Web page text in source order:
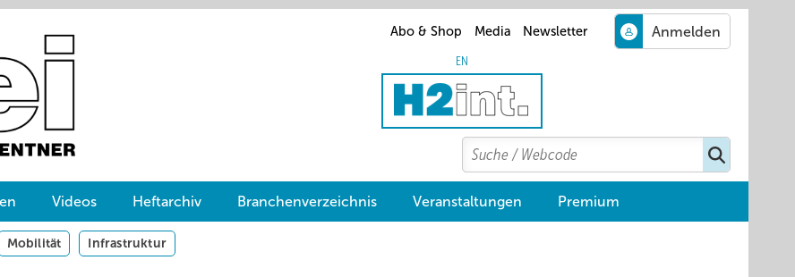
Abo & Shop Media Newsletter
EN
Search
Suchen
Videos Heftarchiv Branchenverzeichnis Veranstaltungen Premium
Mobilität Infrastruktur